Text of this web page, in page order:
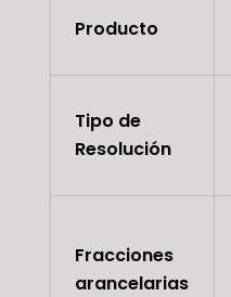
Producto
Tipo de
Resolución
Fracciones
arancelarias